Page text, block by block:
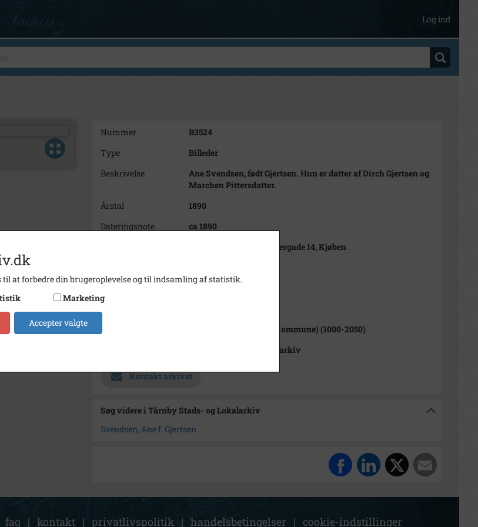
Log ind
Nummer
B3524
Type
Billeder
Beskrivelse
Ane Svendsen, født Gjertsen. Hun er datter af Dirch Gjertsen og
Marchen Pittersdatter.
Årstal
1890
Dateringsnote
ca 1890
Chr. Neuhaus Kiøbmagergade 14, Kjøben
Se på kort
Tårnby Sogn (Tårnby Kommune) (1000-2050)
Tårnby Stads- og Lokalarkiv
Kontakt arkivet
Søg videre i Tårnby Stads- og Lokalarkiv
Svendsen, Ane f. Gjertsen
faq | kontakt | privatlivspolitik | handelsbetingelser | cookie-indstillinger
at forbedre din brugeroplevelse og til indsamling af statistik.
Marketing
Accepter valgte